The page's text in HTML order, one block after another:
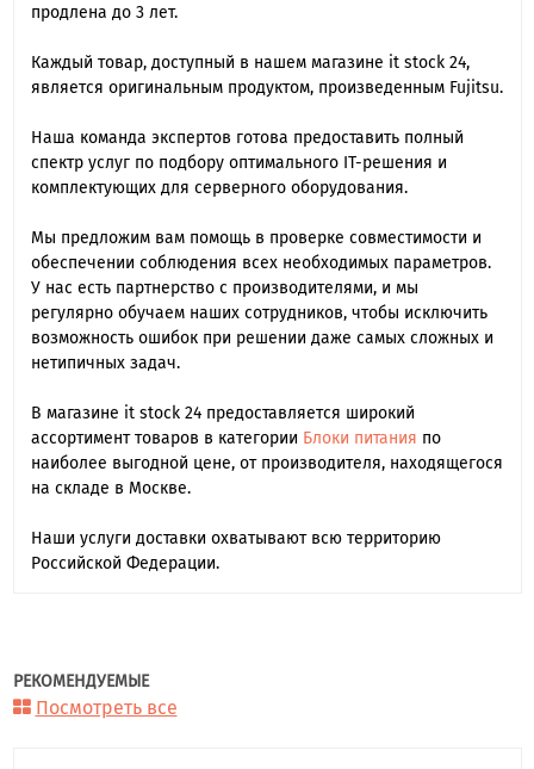
продлена до 3 лет.
Каждый товар, доступный в нашем магазине it stock 24,
является оригинальным продуктом, произведенным Fujitsu.
Наша команда экспертов готова предоставить полный
спектр услуг по подбору оптимального IT-решения и
комплектующих для серверного оборудования.
Мы предложим вам помощь в проверке совместимости и
обеспечении соблюдения всех необходимых параметров.
У нас есть партнерство с производителями, и мы
регулярно обучаем наших сотрудников, чтобы исключить
возможность ошибок при решении даже самых сложных и
нетипичных задач.
В магазине it stock 24 предоставляется широкий
ассортимент товаров в категории Блоки питания по
наиболее выгодной цене, от производителя, находящегося
на складе в Москве.
Наши услуги доставки охватывают всю территорию
Российской Федерации.
РЕКОМЕНДУЕМЫЕ
Посмотреть все